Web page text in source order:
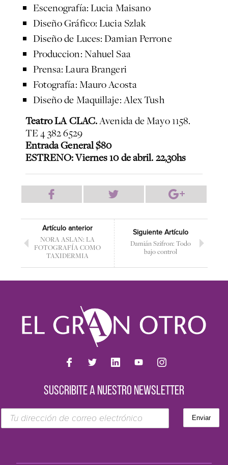
Escenografía: Lucia Maisano
Diseño Gráfico: Lucia Szlak
Diseño de Luces: Damian Perrone
Produccion: Nahuel Saa
Prensa: Laura Brangeri
Fotografía: Mauro Acosta
Diseño de Maquillaje: Alex Tush
Teatro LA CLAC.Avenida de Mayo 1158.
TE 4 382 6529
Entrada General $80
ESTRENO: Viernes 10 de abril. 22,30hs
Artículo anterior
NORA ASLAN: LA
FOTOGRAFÍA COMO
TAXIDERMIA
Siguiente Artículo
Damián Szifron: Todo
bajo control
SUSCRIBITE A NUESTRO NEWSLETTER